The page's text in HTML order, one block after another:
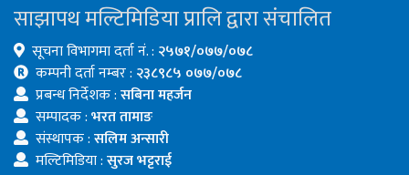
साझापथ मल्टिमिडिया प्रालि द्वारा संचालित
सूचना विभागमा दर्ता नं. : २५७१/०७७/०७८
कम्पनी दर्ता नम्बर : २३८९८५ ०७७/०७८
प्रबन्ध निर्देशक :सबिना महर्जन
सम्पादक :भरत तामाङ
संस्थापक :सलिम अन्सारी
मल्टिमिडिया :सुरज भट्टराई